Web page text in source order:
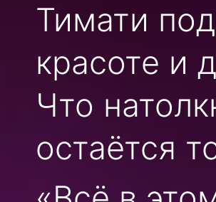
Тимати
красоте и
Что
остаётся